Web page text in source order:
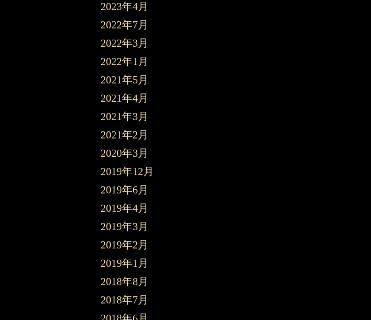
2023年4月
2022年7月
2022年3月
2022年1月
2021年5月
2021年4月
2021年3月
2021年2月
2020年3月
2019年12月
2019年6月
2019年4月
2019年3月
2019年2月
2019年1月
2018年8月
2018年7月